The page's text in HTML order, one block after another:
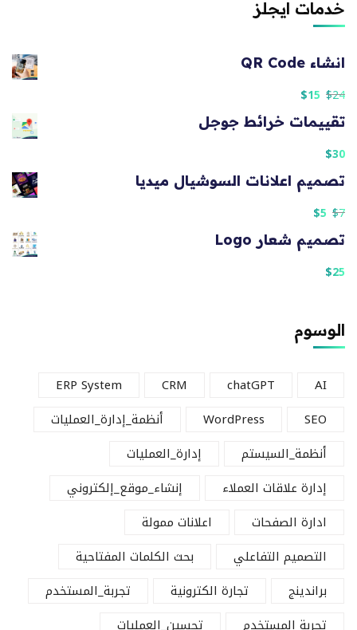
خدمات ايجلز
انشاء QR Code
$24
$15
تقييمات خرائط جوجل
$30
تصميم اعلانات السوشيال ميديا
$7
$5
تصميم شعار Logo
$25
الوسوم
AI
chatGPT
CRM
ERP System
SEO
WordPress
أنظمة_إدارة_العمليات
أنظمة_السيستم
إدارة_العمليات
إدارة علاقات العملاء
إنشاء_موقع_إلكتروني
ادارة الصفحات
اعلانات ممولة
التصميم التفاعلي
بحث الكلمات المفتاحية
براندينج
تجارة الكترونية
تجربة_المستخدم
تجربة المستخدم
تحسين_العمليات